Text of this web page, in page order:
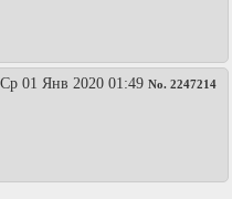
Ср 01 Янв 2020 01:49 No. 2247214